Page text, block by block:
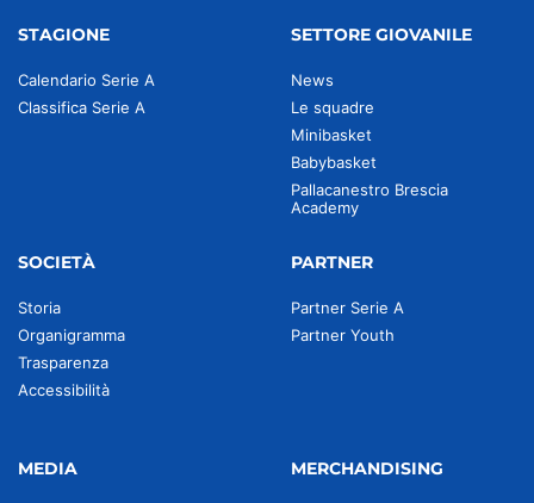
STAGIONE
Calendario Serie A
Classifica Serie A
SETTORE GIOVANILE
News
Le squadre
Minibasket
Babybasket
Pallacanestro Brescia
Academy
SOCIETÀ
Storia
Organigramma
Trasparenza
Accessibilità
PARTNER
Partner Serie A
Partner Youth
MEDIA MERCHANDISING